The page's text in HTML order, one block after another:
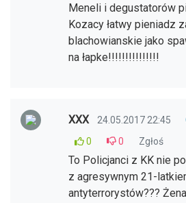
Meneli i degustatorów
Kozacy łatwy pieniadz
blachowianskie jako
na łapke!!!!!!!!!!!!!!!
XXX 24.05.2017 22:45
0
0 Zgłoś
To Policjanci z KK nie
z agresywnym 21-
antyterrorystów???